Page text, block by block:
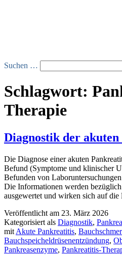
Suchen …
Schlagwort:
Therapie
Diagnostik der
Die Diagnose einer akuten
Befund (Symptome und klinischer
Befunden von
Die Informationen werden
ausgewertet und wirken sich auf die
Veröffentlicht am 23. März 2026
Kategorisiert als Diagnostik,
mit Akute Pankreatitis,
Bauchspeicheldrüsenentzündung,
Pankreasenzyme, Pankreatitis-